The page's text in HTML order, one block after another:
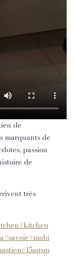
de
marquants de
passion
de
très
#kitchen
#savoie#mobi
#15ansm